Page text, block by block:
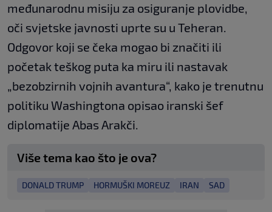
međunarodnu misiju za osiguranje plovidbe,
oči svjetske javnosti uprte su u Teheran.
Odgovor koji se čeka mogao bi značiti ili
početak teškog puta ka miru ili nastavak
„bezobzirnih vojnih avantura“, kako je trenutnu
politiku Washingtona opisao iranski šef
diplomatije Abas Arakči.
Više tema kao što je ova?
DONALD TRUMP HORMUŠKI MOREUZ IRAN SAD